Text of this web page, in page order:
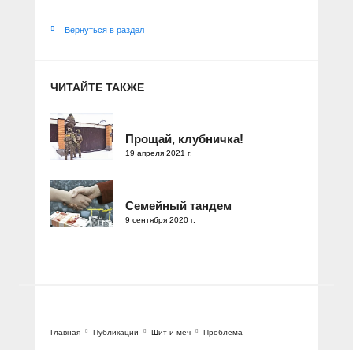
Вернуться в раздел
ЧИТАЙТЕ ТАКЖЕ
Прощай, клубничка!
19 апреля 2021 г.
Семейный тандем
9 сентября 2020 г.
Главная Публикации Щит и меч Проблема